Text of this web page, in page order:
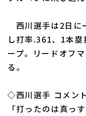
利用規約
西川選手は2日に
し打率.361、1本
ープ。リードオフ
る。
◇西川選手 コメント
「打ったのは真っ